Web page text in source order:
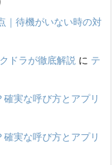
｜待機がいない時の対
ドラが徹底解説 に テ
実な呼び方とアプリ
実な呼び方とアプリ